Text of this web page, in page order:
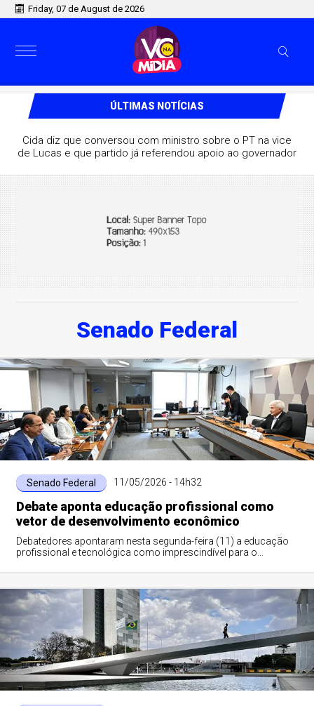
Friday, 07 de August de 2026
ÚLTIMAS NOTÍCIAS
Cida diz que conversou com ministro sobre o PT na vice
de Lucas e que partido já referendou apoio ao governador
Senado Federal
Senado Federal 11/05/2026 - 14h32
Debate aponta educação profissional como
vetor de desenvolvimento econômico
Debatedores apontaram nesta segunda-feira (11) a educação
profissional e tecnológica como imprescindível para o